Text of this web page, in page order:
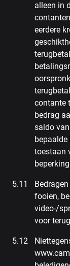
alleen in
eerdere
contante
bedrag
saldo
toestaan
fooien,
video-/
voor